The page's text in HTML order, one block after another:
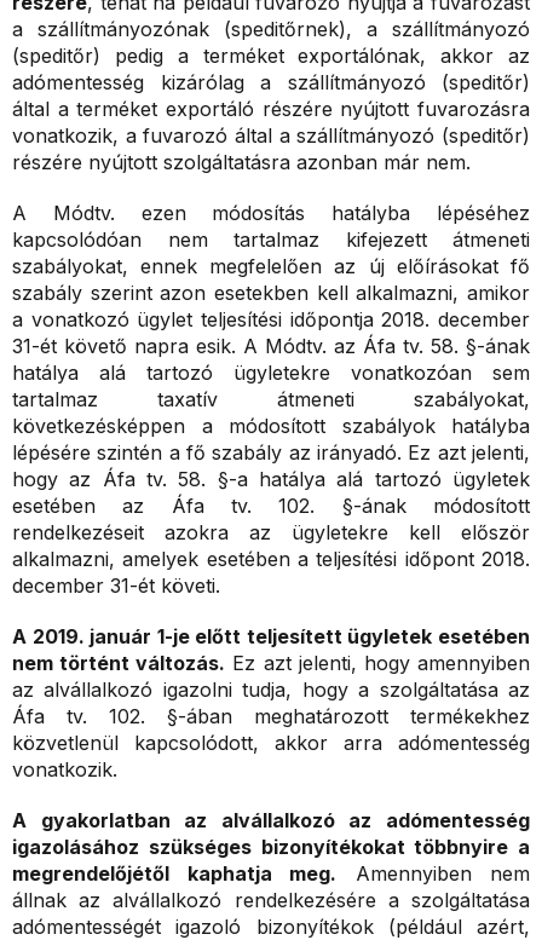
a szállítmányozónak (speditőrnek), a szállítmányozó
(speditőr) pedig a terméket exportálónak, akkor az
adómentesség kizárólag a szállítmányozó (speditőr)
által a terméket exportáló részére nyújtott fuvarozásra
vonatkozik, a fuvarozó által a szállítmányozó (speditőr)
részére nyújtott szolgáltatásra azonban már nem.
A Módtv. ezen módosítás hatályba lépéséhez
kapcsolódóan nem tartalmaz kifejezett átmeneti
szabályokat, ennek megfelelően az új előírásokat fő
szabály szerint azon esetekben kell alkalmazni, amikor
a vonatkozó ügylet teljesítési időpontja 2018. december
31-ét követő napra esik. A Módtv. az Áfa tv. 58. §-ának
hatálya alá tartozó ügyletekre vonatkozóan sem
tartalmaz taxatív átmeneti szabályokat,
következésképpen a módosított szabályok hatályba
lépésére szintén a fő szabály az irányadó. Ez azt jelenti,
hogy az Áfa tv. 58. §-a hatálya alá tartozó ügyletek
esetében az Áfa tv. 102. §-ának módosított
rendelkezéseit azokra az ügyletekre kell először
alkalmazni, amelyek esetében a teljesítési időpont 2018.
december 31-ét követi.
A 2019. január 1-je előtt teljesített ügyletek esetében
nem történt változás. Ez azt jelenti, hogy amennyiben
az alvállalkozó igazolni tudja, hogy a szolgáltatása az
Áfa tv. 102. §-ában meghatározott termékekhez
közvetlenül kapcsolódott, akkor arra adómentesség
vonatkozik.
A gyakorlatban az alvállalkozó az adómentesség
igazolásához szükséges bizonyítékokat többnyire a
megrendelőjétől kaphatja meg. Amennyiben nem
állnak az alvállalkozó rendelkezésére a szolgáltatása
adómentességét igazoló bizonyítékok (például azért,